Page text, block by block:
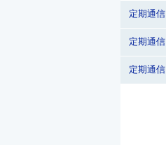
定期通
定期通
定期通